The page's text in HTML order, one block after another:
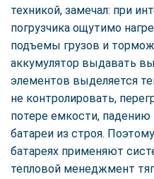
техникой, замечал: при
погрузчика ощутимо
подъемы грузов и
аккумулятор выдавать
элементов выделяется
не контролировать,
потере емкости,
батареи из строя.
батареях применяют
тепловой менеджмент